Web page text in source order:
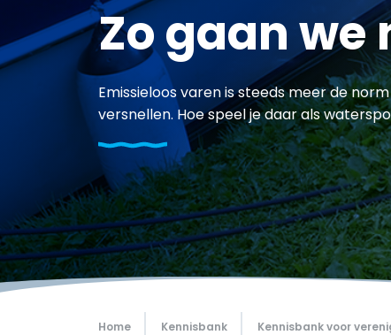
Zo gaan
Emissieloos varen is steeds meer de
versnellen. Hoe speel je daar als
Home Kennisbank Kennisbank voor